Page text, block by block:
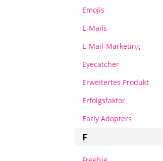
Emojis
E-Mails
E-Mail-Marketing
Eyecatcher
Erweitertes Produkt
Erfolgsfaktor
Early Adopters
F